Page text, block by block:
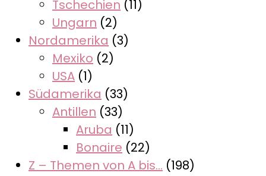
Tschechien (11)
Ungarn (2)
Nordamerika (3)
Mexiko (2)
USA (1)
Südamerika (33)
Antillen (33)
Aruba (11)
Bonaire (22)
Z – Themen von A bis… (198)